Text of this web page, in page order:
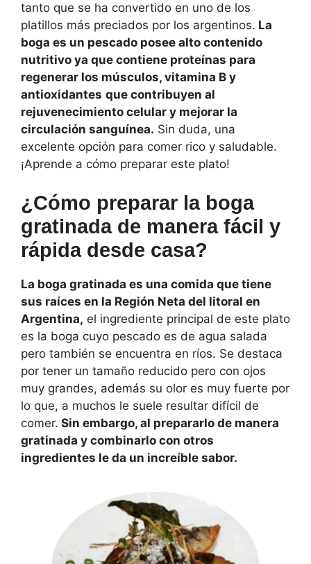
tanto que se ha convertido en uno de los
platillos más preciados por los argentinos. La
boga es un pescado posee alto contenido
nutritivo ya que contiene proteínas para
regenerar los músculos, vitamina B y
antioxidantes que contribuyen al
rejuvenecimiento celular y mejorar la
circulación sanguínea. Sin duda, una
excelente opción para comer rico y saludable.
¡Aprende a cómo preparar este plato!
¿Cómo preparar la boga
gratinada de manera fácil y
rápida desde casa?
La boga gratinada es una comida que tiene
sus raíces en la Región Neta del litoral en
Argentina, el ingrediente principal de este plato
es la boga cuyo pescado es de agua salada
pero también se encuentra en ríos. Se destaca
por tener un tamaño reducido pero con ojos
muy grandes, además su olor es muy fuerte por
lo que, a muchos le suele resultar difícil de
comer. Sin embargo, al prepararlo de manera
gratinada y combinarlo con otros
ingredientes le da un increíble sabor.